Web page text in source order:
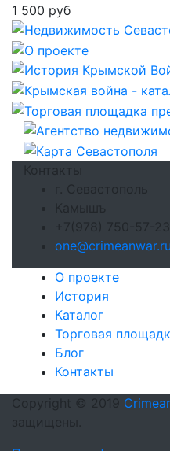
1 500 руб
Контакты
г. Севастополь
Камышъ
+7(978) 750-57-23
one@crimeanwar.ru
О проекте
История
Каталог
Торговая
Блог
Контакты
Copyright © 2019
защищены.